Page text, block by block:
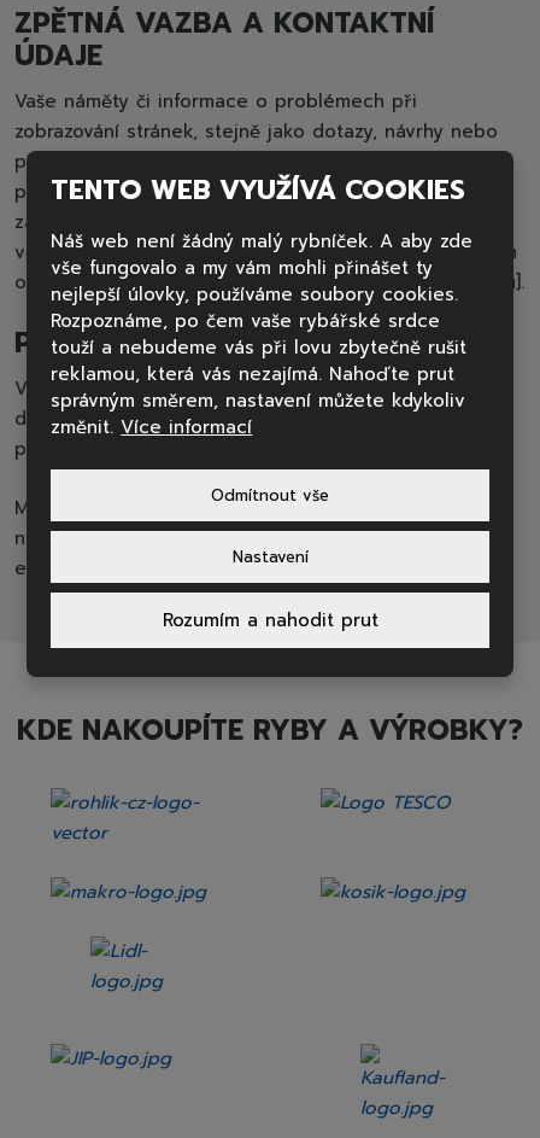
ZPĚTNÁ VAZBA A KONTAKTNÍ
ÚDAJE
Vaše náměty či informace o problémech při
zobrazování stránek, stejně jako dotazy, návrhy nebo
připomínky týkající se obsahu webu či důvodného
podezření, že webová stránka nesplňuje požadavky
zákona č. 99/2019 Sb., ve znění pozdějších předpisů,
včetně možnosti podat podnět vůči příslušným státním
orgánům, můžete psát na adresu: [email správce webu].
POSTUP PRO PROSAZOVÁNÍ PRÁVA
V případě neuspokojivé odpovědi na zpětnou vazbu
dle předchozího odstavce, můžete kontaktovat
příslušný orgán pro prosazování práva:
Ministerstvo vnitra, odbor eGovernmentu
náměstí Hrdinů 1634/3, 140 21 Praha 4
email: pristupnost@mvcr.cz
KDE NAKOUPÍTE RYBY A VÝROBKY?
TENTO WEB VYUŽÍVÁ COOKIES
Náš web není žádný malý rybníček. A aby zde
vše fungovalo a my vám mohli přinášet ty
nejlepší úlovky, používáme soubory cookies.
Rozpoznáme, po čem vaše rybářské srdce
touží a nebudeme vás při lovu zbytečně rušit
reklamou, která vás nezajímá. Nahoďte prut
správným směrem, nastavení můžete kdykoliv
změnit.Více informací
Odmítnout vše
Nastavení
Rozumím a nahodit prut